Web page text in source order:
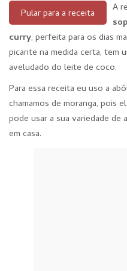
Pular para a receita
A
curry, perfeita para os dias
picante na medida certa, tem
aveludado do leite de coco.
Para essa receita eu uso a
chamamos de moranga, pois
pode usar a sua variedade
em casa.